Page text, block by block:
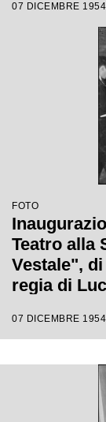
Spontini,
la regia di
07 DICEMBRE 1954
FOTO
Teatro alla
Vestale",
regia di
07 DICEMBRE 1954